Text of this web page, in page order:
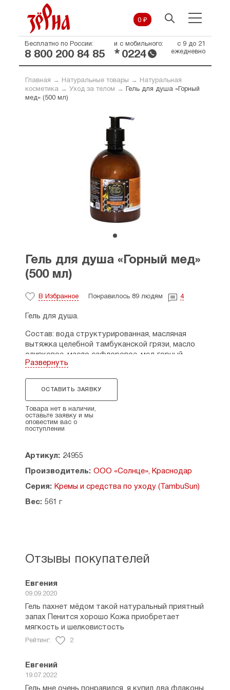
0 ₽
Бесплатно по России:
8 800 200 84 85
и с мобильного:
* 0224
с 9 до 21
ежедневно
Главная → Натуральные товары →
Натуральная
косметика→ Уход за телом →
Гель для душа «Горный
мед» (500 мл)
Гель для душа «Горный мед»
(500 мл)
В Избранное Понравилось 89 людям 4
Гель для душа.
Состав: вода структурированная, масляная
вытяжка целебной тамбуканской грязи, масло
оливковое, масло сафлоровое, мед горный
кавказский, масляные экстракты гриба рейши,
семян чиа, масло шизандры, эфирное масло
ароматическая композиция эфирных масел.
Свойства: смягчает, питает, восстанавливает,
повышает тонус, устранет сухость и шелушение,
нормализует гидролипидный баланс,
Способ применения: нанести небольшое
помассировать, смыть водой.
Развернуть
ОСТАВИТЬ ЗАЯВКУ
Товара нет в наличии,
оставьте заявку и мы
оповестим вас о
поступлении
Артикул: 24955
Производитель: ООО «Солнце», Краснодар
Серия: Кремы и средства по уходу (TambuSun)
Вес: 561 г
Отзывы покупателей
Евгения
09.09.2020
Гель пахнет мёдом такой натуральный приятный
запах Пенится хорошо Кожа приобретает
мягкость и шелковистость
Рейтинг: 2
Евгений
19.07.2022
Гель мне очень понравился, я купил два флаконы